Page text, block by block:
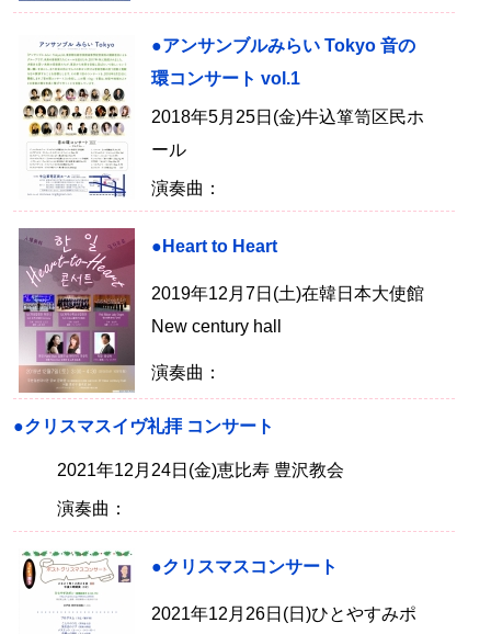
●アンサンブルみらい Tokyo 音の
環コンサート vol.1
2018年5月25日(金)牛込箪笥区民ホ
ール
演奏曲：
●Heart to Heart
2019年12月7日(土)在韓日本大使館
New century hall
演奏曲：
●クリスマスイヴ礼拝 コンサート
2021年12月24日(金)恵比寿 豊沢教会
演奏曲：
●クリスマスコンサート
2021年12月26日(日)ひとやすみポ